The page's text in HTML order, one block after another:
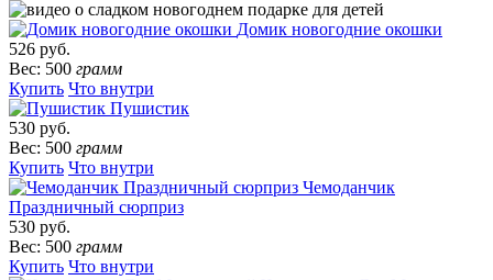
Домик новогодние окошки
526 руб.
Вес: 500 грамм
Купить Что внутри
Пушистик
530 руб.
Вес: 500 грамм
Купить Что внутри
Чемоданчик
Праздничный сюрприз
530 руб.
Вес: 500 грамм
Купить Что внутри